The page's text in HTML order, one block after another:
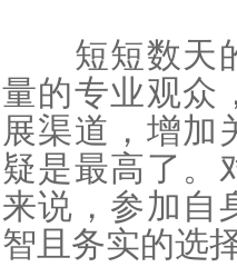
短短数天的
量的专业观众
展渠道，增加
疑是最高了。
来说，参加自
智且务实的选